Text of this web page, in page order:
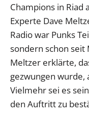
Champions in Riad
Experte Dave
Radio war Punks
sondern schon seit
Meltzer erklärte,
gezwungen wurde,
Vielmehr sei es
den Auftritt zu